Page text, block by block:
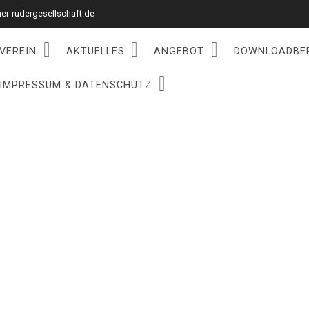
rudergesellschaft.de
VEREIN AKTUELLES ANGEBOT
IMPRESSUM & DATENSCHUTZ